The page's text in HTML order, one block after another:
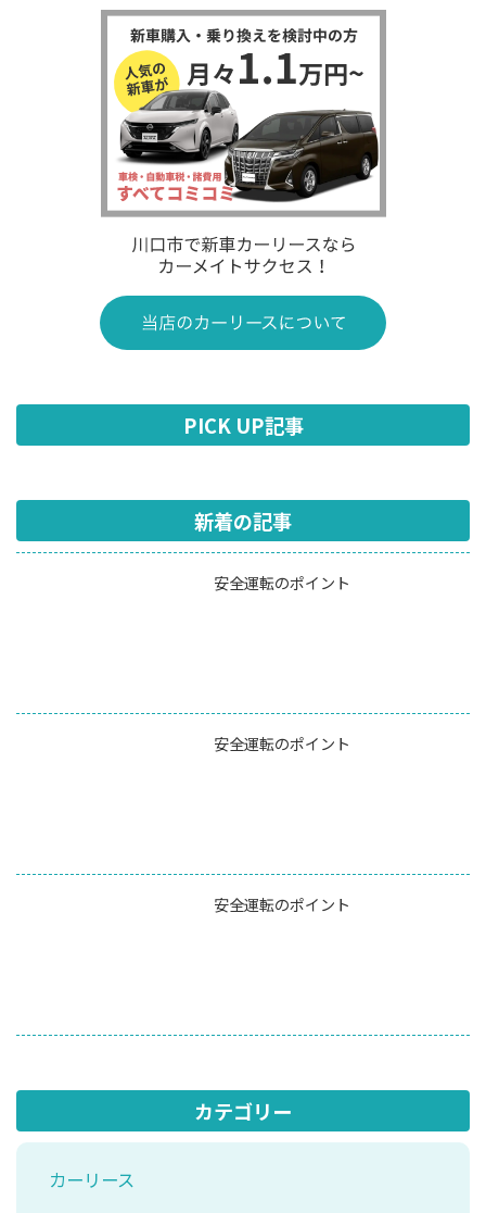
PICK UP記事
新着の記事
安全運転のポイント
安全運転のポイント
安全運転のポイント
カテゴリー
カーリース